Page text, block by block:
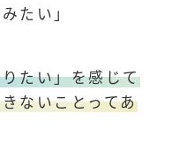
たい」
たい」を感じて
ないことってあ